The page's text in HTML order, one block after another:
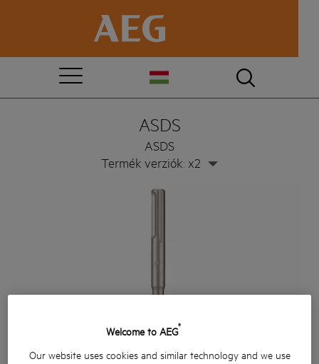
ASDS
ASDS
Termék verziók: x2
Welcome to AEG®
Our website uses cookies and similar technology and we use